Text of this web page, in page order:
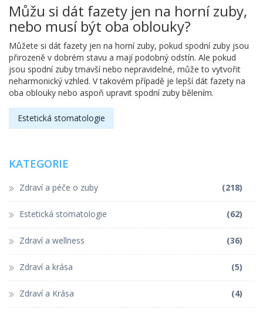
Můžu si dát fazety jen na horní zuby,
nebo musí být oba oblouky?
Můžete si dát fazety jen na horní zuby, pokud spodní zuby jsou
přirozeně v dobrém stavu a mají podobný odstín. Ale pokud
jsou spodní zuby tmavší nebo nepravidelné, může to vytvořit
neharmonický vzhled. V takovém případě je lepší dát fazety na
oba oblouky nebo aspoň upravit spodní zuby bělením.
Estetická stomatologie
KATEGORIE
Zdraví a péče o zuby (218)
Estetická stomatologie (62)
Zdraví a wellness (36)
Zdraví a krása (5)
Zdraví a Krása (4)